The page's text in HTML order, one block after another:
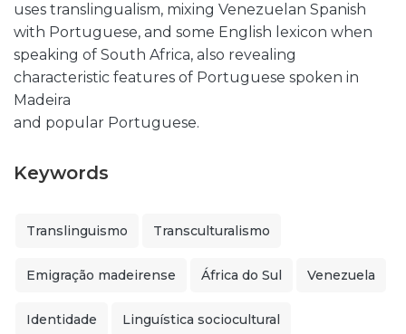
uses translingualism, mixing Venezuelan Spanish
with Portuguese, and some English lexicon when
speaking of South Africa, also revealing
characteristic features of Portuguese spoken in
Madeira
and popular Portuguese.
Keywords
Translinguismo Transculturalismo
Emigração madeirense África do Sul Venezuela
Identidade Linguística sociocultural